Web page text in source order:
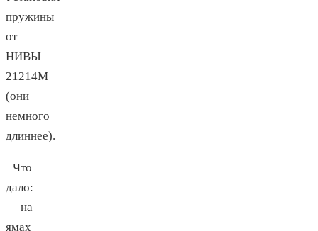
пружины
от
НИВЫ
21214М
(они
немного
длиннее).
Что
дало:
— на
ямах